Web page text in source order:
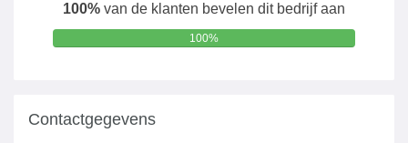
100% van de klanten bevelen dit bedrijf aan
100%
Contactgegevens